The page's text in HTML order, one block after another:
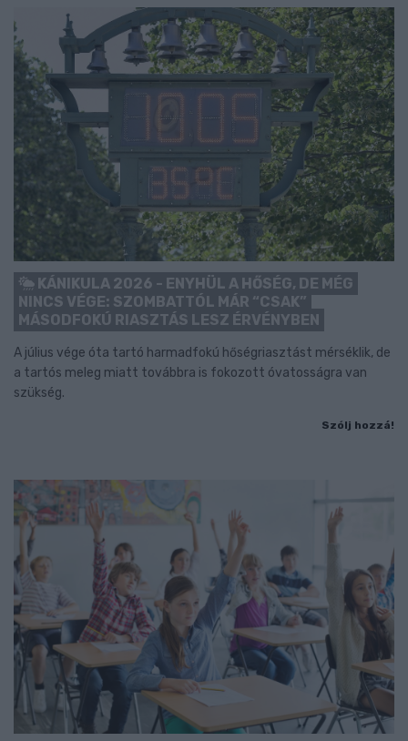
KÁNIKULA 2026 - ENYHÜL A HŐSÉG, DE MÉG
NINCS VÉGE: SZOMBATTÓL MÁR “CSAK”
MÁSODFOKÚ RIASZTÁS LESZ ÉRVÉNYBEN
A július vége óta tartó harmadfokú hőségriasztást mérséklik, de
a tartós meleg miatt továbbra is fokozott óvatosságra van
szükség.
Szólj hozzá!